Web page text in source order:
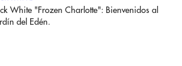
White "Frozen Charlotte": Bienvenidos al
del Edén.